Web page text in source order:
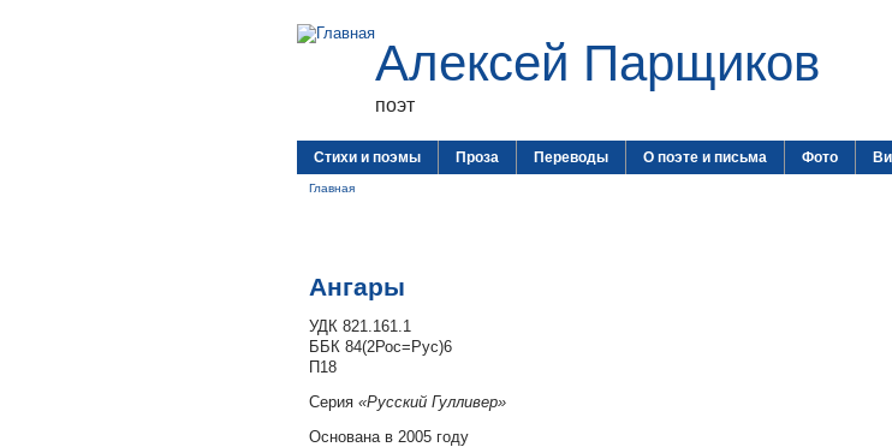
Алексей Парщиков
поэт
Стихи и поэмы Проза Переводы О поэте и письма Фото
Главная
Ангары
УДК 821.161.1
ББК 84(2Рос=Рус)6
П18
Серия «Русский Гулливер»
Основана в 2005 году